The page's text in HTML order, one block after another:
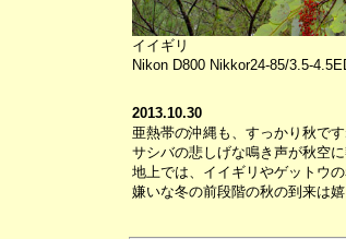
イイギリ
Nikon D800 Nikkor24-85/3.5-
2013.10.30
亜熱帯の沖縄も、すっかり秋です
サシバの悲しげな鳴き声が秋空に
地上では、イイギリやゲットウ
嫌いな冬の前段階の秋の到来は